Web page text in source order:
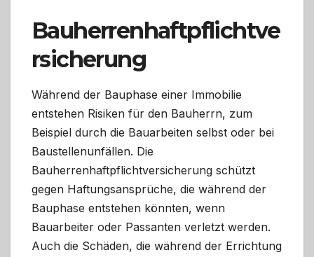
Bauherrenhaftpflichtve
rsicherung
Während der Bauphase einer Immobilie
entstehen Risiken für den Bauherrn, zum
Beispiel durch die Bauarbeiten selbst oder bei
Baustellenunfällen. Die
Bauherrenhaftpflichtversicherung schützt
gegen Haftungsansprüche, die während der
Bauphase entstehen könnten, wenn
Bauarbeiter oder Passanten verletzt werden.
Auch die Schäden, die während der Errichtung